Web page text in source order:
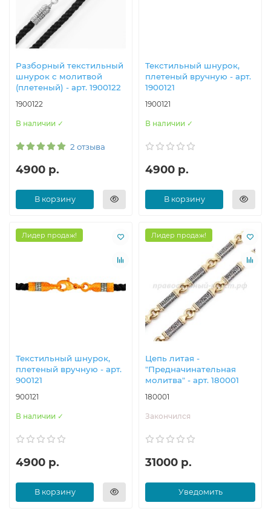
Разборный текстильный
шнурок с молитвой
(плетеный) - арт. 1900122
1900122
В наличии ✓
2 отзыва
4900 р.
В корзину
Текстильный шнурок,
плетеный вручную - арт.
1900121
1900121
В наличии ✓
4900 р.
В корзину
Лидер продаж!
Текстильный шнурок,
плетеный вручную - арт.
900121
900121
В наличии ✓
4900 р.
В корзину
Лидер продаж!
Цепь литая -
"Предначинательная
молитва" - арт. 180001
180001
Закончился
31000 р.
Уведомить